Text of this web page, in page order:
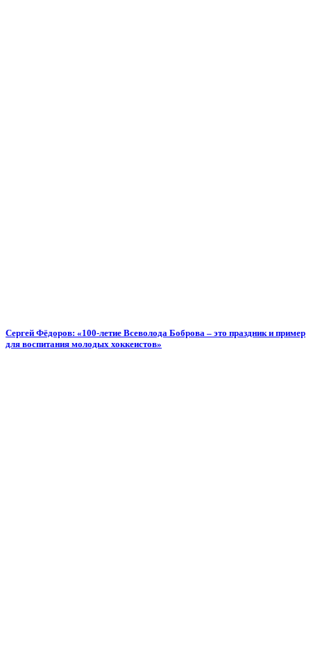
Сергей Фёдоров: «100-летие Всеволода Боброва – это праздник и пример
для воспитания молодых хоккеистов»